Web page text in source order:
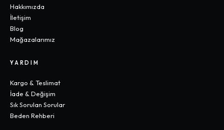
Hakkımızda
İletişim
Blog
Mağazalarımız
YARDIM
Kargo & Teslimat
İade & Değişim
Sık Sorulan Sorular
Beden Rehberi